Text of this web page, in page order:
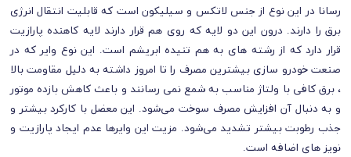
رسانا در این نوع از جنس لاتکس و سیلیکون است که قابلیت انتقال انرژی
برق را دارند. درون این دو لایه که روی هم قرار دارند لایه‌ کاهنده‌ پارازیت
قرار دارد که از رشته‌ های به هم‌ تنیده‌ ابریشم است. این نوع وایر که در
صنعت خودرو سازی بیشترین مصرف را تا امروز داشته به دلیل مقاومت بالا
، برق کافی با ولتاژ مناسب به شمع نمی‌ رسانند و باعث کاهش بازده موتور
و به دنبال آن افزایش مصرف سوخت می‌شود. این معضل با کارکرد بیشتر و
جذب رطوبت بیشتر تشدید می‌شود. مزیت این وایرها عدم ایجاد پارازیت و
نویز های اضافه است.